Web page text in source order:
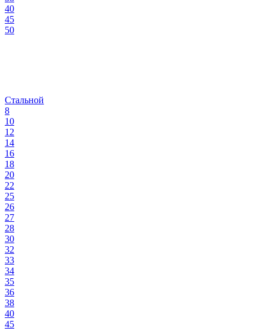
40
45
50
Стальной
8
10
12
14
16
18
20
22
25
26
27
28
30
32
33
34
35
36
38
40
45